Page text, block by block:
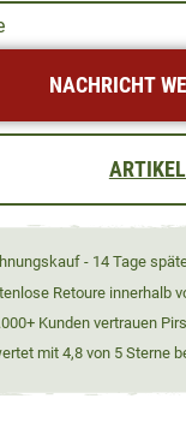
NACHRICHT
- 14 Tage
Retoure innerhalb
Kunden vertrauen
mit 4,8 von 5 Sterne